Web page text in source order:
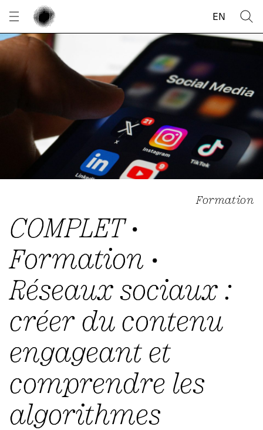
EN
Formation
COMPLET •
Formation •
Réseaux sociaux :
créer du contenu
engageant et
comprendre les
algorithmes
Panneau de gestion des cookies